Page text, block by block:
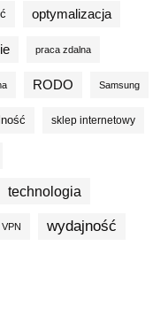
optymalizacja
praca zdalna
RODO Samsung
sklep internetowy
technologia
VPN wydajność